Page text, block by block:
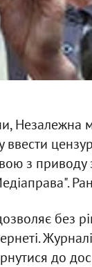
Незалежна
з приводу
без
до